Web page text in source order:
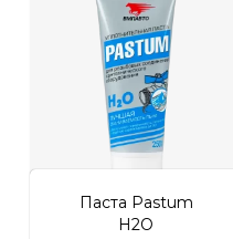
Личный кабинет
Паста Pastum
H2O